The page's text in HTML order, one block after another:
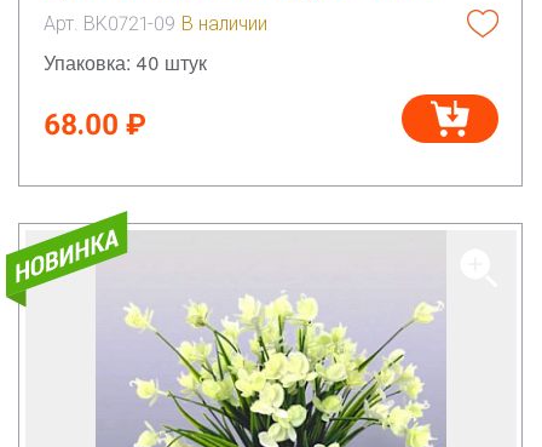
Арт. BK0721-09 В наличии
Упаковка: 40 штук
68.00 ₽